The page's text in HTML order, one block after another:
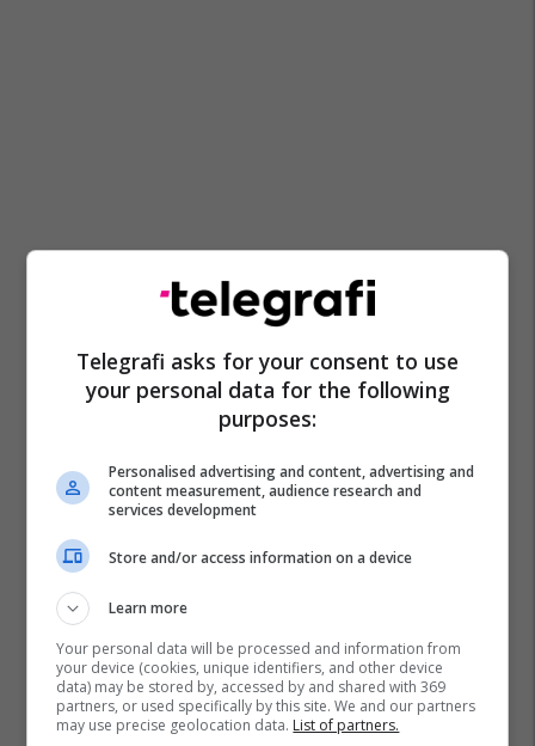
Telegrafi asks for your consent to use
your personal data for the following
purposes:
Personalised advertising and content, advertising and
content measurement, audience research and
services development
Store and/or access information on a device
Learn more
Your personal data will be processed and information from
your device (cookies, unique identifiers, and other device
data) may be stored by, accessed by and shared with 369
partners, or used specifically by this site. We and our partners
may use precise geolocation data. List of partners.